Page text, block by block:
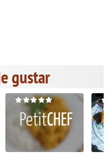
gustar